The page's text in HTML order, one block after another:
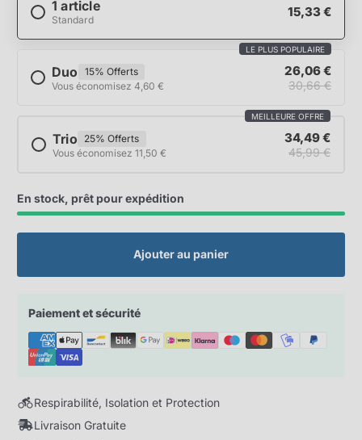
1 article
Standard
15,33 €
LE PLUS POPULAIRE
Duo
15% Offerts
Vous économisez 4,60 €
26,06 €
30,66 €
MEILLEURE OFFRE
Trio
25% Offerts
Vous économisez 11,50 €
34,49 €
45,99 €
En stock, prêt pour expédition
Ajouter au panier
Paiement et sécurité
Respirabilité, Isolation et Protection
Livraison Gratuite